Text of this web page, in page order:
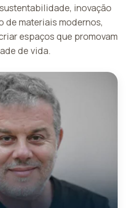
inovação
de materiais modernos,
espaços que promovam
de vida.